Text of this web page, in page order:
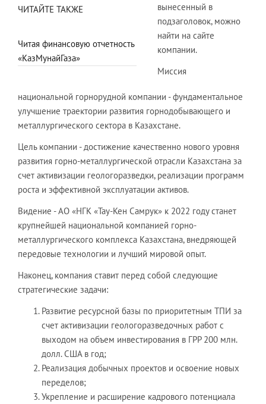
ЧИТАЙТЕ ТАКЖЕ
Читая финансовую отчетность
«КазМунайГаза»
вынесенный в
подзаголовок, можно
найти на сайте
компании.
Миссия
национальной горнорудной компании - фундаментальное
улучшение траектории развития горнодобывающего и
металлургического сектора в Казахстане.
Цель компании - достижение качественно нового уровня
развития горно-металлургической отрасли Казахстана за
счет активизации геологоразведки, реализации программ
роста и эффективной эксплуатации активов.
Видение - АО «НГК «Тау-Кен Самрук» к 2022 году станет
крупнейшей национальной компанией горно-
металлургического комплекса Казахстана, внедряющей
передовые технологии и лучший мировой опыт.
Наконец, компания ставит перед собой следующие
стратегические задачи:
Развитие ресурсной базы по приоритетным ТПИ за
счет активизации геологоразведочных работ с
выходом на объем инвестирования в ГРР 200 млн.
долл. США в год;
Реализация добычных проектов и освоение новых
переделов;
Укрепление и расширение кадрового потенциала